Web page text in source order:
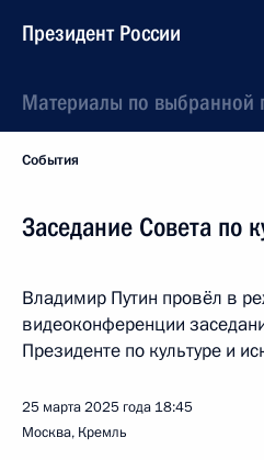
Президент России
Материалы по выбранной
События
Заседание Совета по
Владимир Путин провёл в
видеоконференции
Президенте по культуре и
25 марта 2025 года 18:45
Москва, Кремль